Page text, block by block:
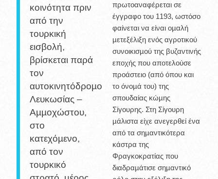
κοινότητα πριν
από την
τουρκική
εισβολή,
βρίσκεται παρά
τον
αυτοκινητόδροµο
Λευκωσίας –
Αµµοχώστου,
στο
κατεχόµενο,
από τον
τουρκικό
πρωτοαναφέρεται σε
έγγραφο του 1193, ωστόσο
φαίνεται να είναι οµαλή
µετεξέλιξη ενός αγροτικού
συνοικισµού της βυζαντινής
εποχής που αποτελούσε
προάστειο (από όπου και
το όνοµά του) της
σπουδαίας κώµης
Σίγουρης. Στη Σίγουρη
µάλιστα είχε ανεγερθεί ένα
από τα σηµαντικότερα
κάστρα της
Φραγκοκρατίας που
διαδραµάτισε σηµαντικό